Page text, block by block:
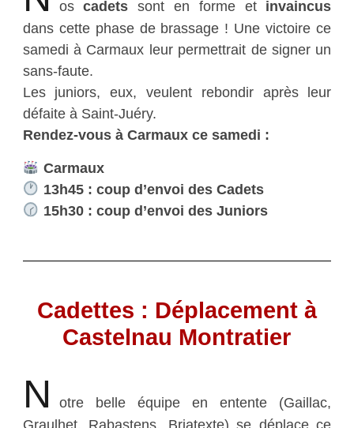
oscadets sont en forme et invaincus
dans cette phase de brassage ! Une victoire ce
samedi à Carmaux leur permettrait de signer un
sans-faute.
Les juniors, eux, veulent rebondir après leur
défaite à Saint-Juéry.
Rendez-vous à Carmaux ce samedi :
Carmaux
13h45 : coup d’envoi des Cadets
15h30 : coup d’envoi des Juniors
Cadettes : Déplacement à
Castelnau Montratier
N
otre belle équipe en entente (Gaillac,
Graulhet, Rabastens, Briatexte) se déplace ce